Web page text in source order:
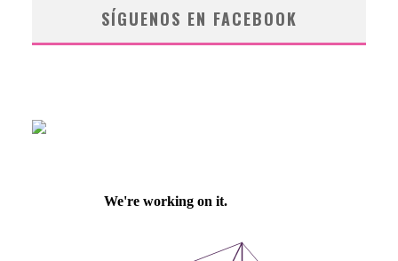
SÍGUENOS EN FACEBOOK